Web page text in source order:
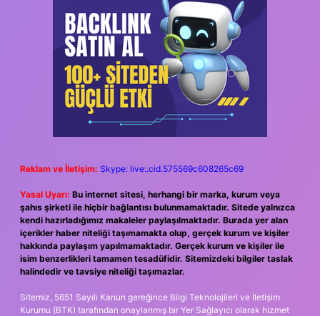
Reklam ve İletişim: Skype: live:.cid.575569c608265c69
Yasal Uyarı: Bu internet sitesi, herhangi bir marka, kurum veya
şahıs şirketi ile hiçbir bağlantısı bulunmamaktadır. Sitede yalnızca
kendi hazırladığımız makaleler paylaşılmaktadır. Burada yer alan
içerikler haber niteliği taşımamakta olup, gerçek kurum ve kişiler
hakkında paylaşım yapılmamaktadır. Gerçek kurum ve kişiler ile
isim benzerlikleri tamamen tesadüfidir. Sitemizdeki bilgiler taslak
halindedir ve tavsiye niteliği taşımazlar.
Sitemiz, 5651 Sayılı Kanun gereğince Bilgi Teknolojileri ve İletişim
Kurumu (BTK) tarafından onaylanmış bir Yer Sağlayıcı olarak hizmet